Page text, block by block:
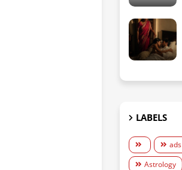
LABELS
ads
Astrology